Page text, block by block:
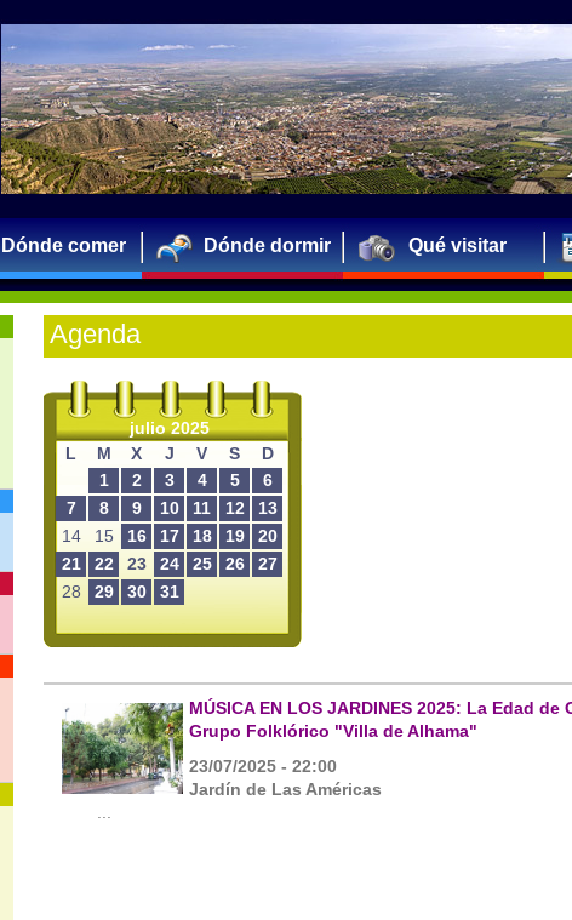
Dónde comer Dónde dormir Qué visitar
Agenda
julio 2025
L
M X J V S
D
1
2 3 4 5
6
7
8 9 10 11 12
13
14
15 16 17 18 19
20
21
22 23 24 25 26
27
28
29 30 31
MÚSICA EN LOS JARDINES 2025: La Edad de
Grupo Folklórico "Villa de Alhama"
23/07/2025 - 22:00
Jardín de Las Américas
...